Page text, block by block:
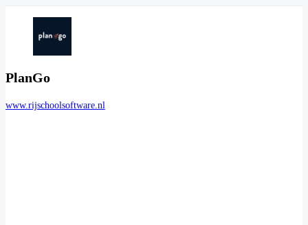
PlanGo
www.rijschoolsoftware.nl